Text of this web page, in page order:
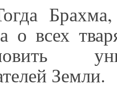
о всех
Земли.